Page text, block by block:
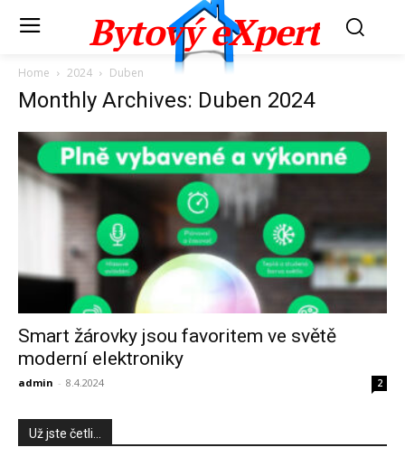
Bytový eXpert
Home 2024 Duben
Monthly Archives: Duben 2024
Smart žárovky jsou favoritem ve světě
moderní elektroniky
admin - 8.4.2024 2
Už jste četli...